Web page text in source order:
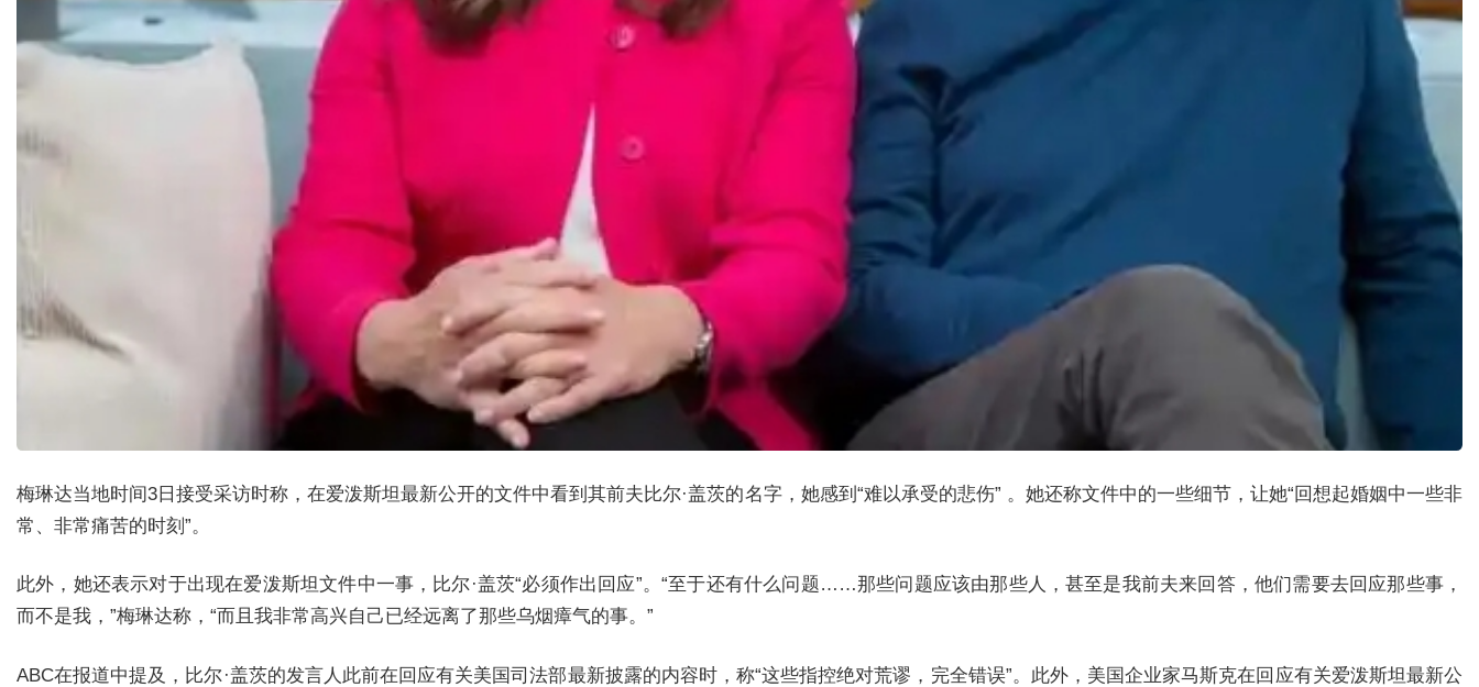
梅琳达当地时间3日接受采访时称，在爱泼斯坦最新公开的文件中看到其前夫比尔·盖茨的名字，她感到“难以承受的悲伤” 。她还称文件中的一些细节，让她“回想起婚姻中一些非
常、非常痛苦的时刻”。
此外，她还表示对于出现在爱泼斯坦文件中一事，比尔·盖茨“必须作出回应”。“至于还有什么问题……那些问题应该由那些人，甚至是我前夫来回答，他们需要去回应那些事，
而不是我，”梅琳达称，“而且我非常高兴自己已经远离了那些乌烟瘴气的事。”
ABC在报道中提及，比尔·盖茨的发言人此前在回应有关美国司法部最新披露的内容时，称“这些指控绝对荒谬，完全错误”。此外，美国企业家马斯克在回应有关爱泼斯坦最新公